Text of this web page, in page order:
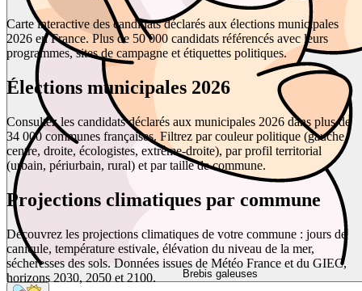
Brebis galeuses
Carte interactive des candidats déclarés aux élections municipales
2026 en France. Plus de 50 000 candidats référencés avec leurs
programmes, sites de campagne et étiquettes politiques.
Élections municipales 2026
Consultez les candidats déclarés aux municipales 2026 dans plus de
34 000 communes françaises. Filtrez par couleur politique (gauche,
centre, droite, écologistes, extrême-droite), par profil territorial
(urbain, périurbain, rural) et par taille de commune.
Projections climatiques par commune
Découvrez les projections climatiques de votre commune : jours de
canicule, température estivale, élévation du niveau de la mer,
sécheresses des sols. Données issues de Météo France et du GIEC,
horizons 2030, 2050 et 2100.